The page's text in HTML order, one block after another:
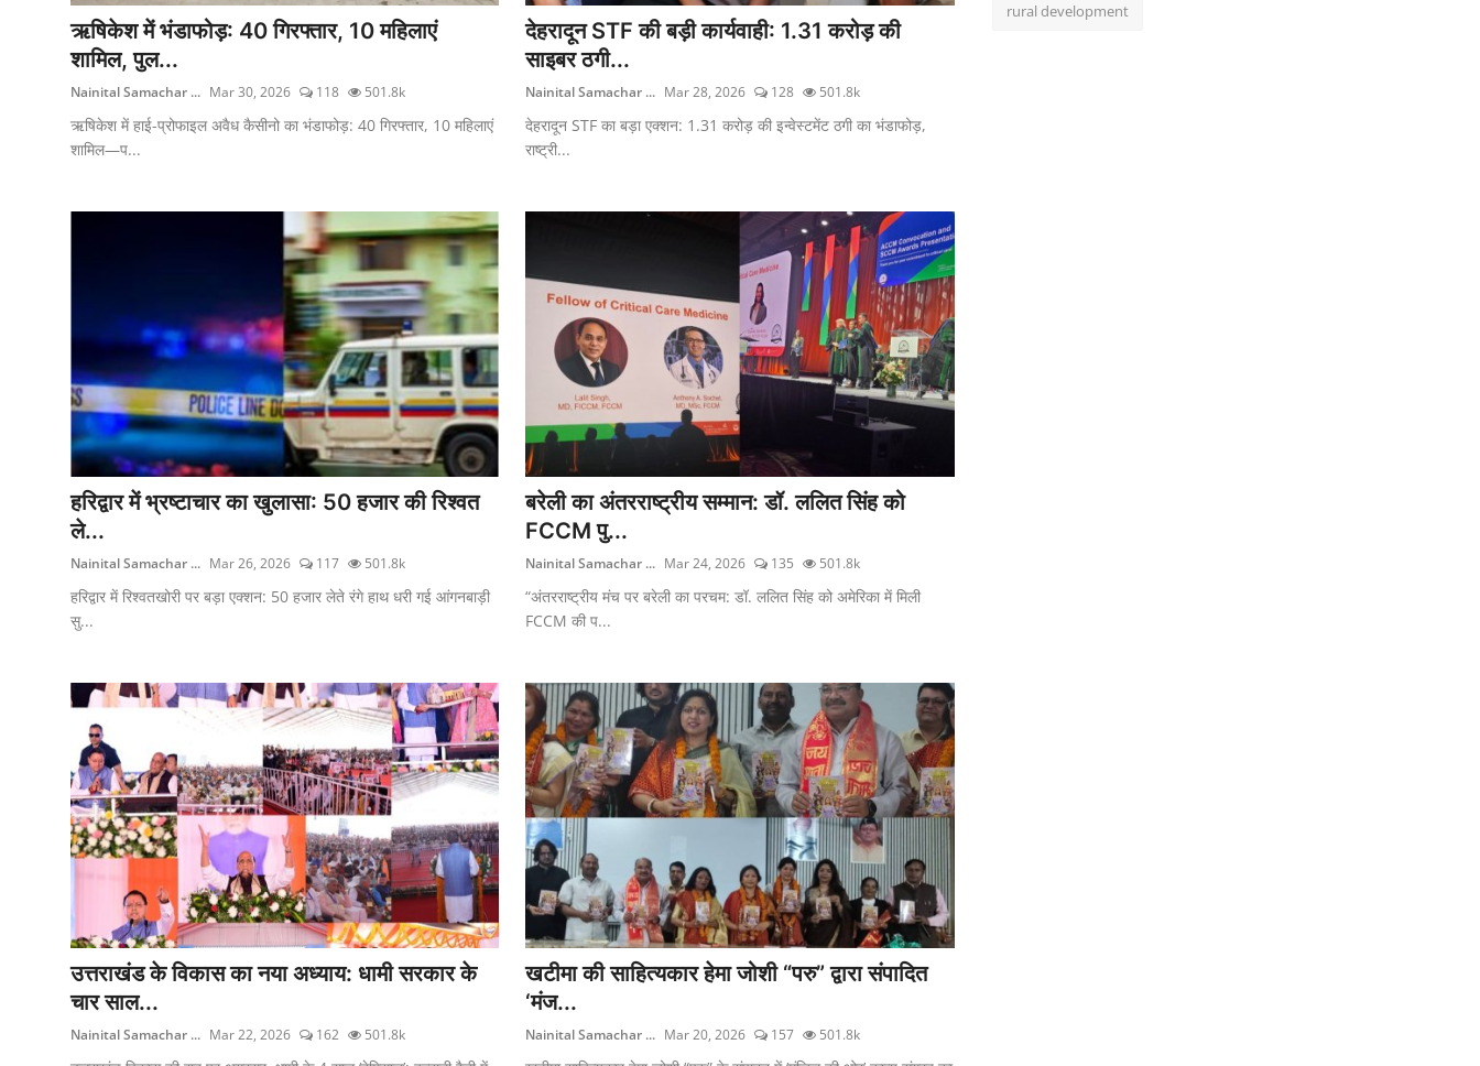
ऋषिकेश में भंडाफोड़: 40 गिरफ्तार, 10 महिलाएं
शामिल, पुल...
Nainital Samachar ... Mar 30, 2026 118 501.8k
ऋषिकेश में हाई-प्रोफाइल अवैध कैसीनो का भंडाफोड़: 40 गिरफ्तार, 10 महिलाएं
शामिल—प...
देहरादून STF की बड़ी कार्यवाही: 1.31 करोड़ की
साइबर ठगी...
Nainital Samachar ... Mar 28, 2026 128 501.8k
देहरादून STF का बड़ा एक्शन: 1.31 करोड़ की इन्वेस्टमेंट ठगी का भंडाफोड़,
राष्ट्री...
हरिद्वार में भ्रष्टाचार का खुलासा: 50 हजार की रिश्वत
ले...
Nainital Samachar ... Mar 26, 2026 117 501.8k
हरिद्वार में रिश्वतखोरी पर बड़ा एक्शन: 50 हजार लेते रंगे हाथ धरी गई आंगनबाड़ी
सु...
बरेली का अंतरराष्ट्रीय सम्मान: डॉ. ललित सिंह को
FCCM पु...
Nainital Samachar ... Mar 24, 2026 135 501.8k
“अंतरराष्ट्रीय मंच पर बरेली का परचम: डॉ. ललित सिंह को अमेरिका में मिली
FCCM की प...
उत्तराखंड के विकास का नया अध्याय: धामी सरकार के
चार साल...
Nainital Samachar ... Mar 22, 2026 162 501.8k
खटीमा की साहित्यकार हेमा जोशी “परु” द्वारा संपादित
‘मंज...
Nainital Samachar ... Mar 20, 2026 157 501.8k
rural development